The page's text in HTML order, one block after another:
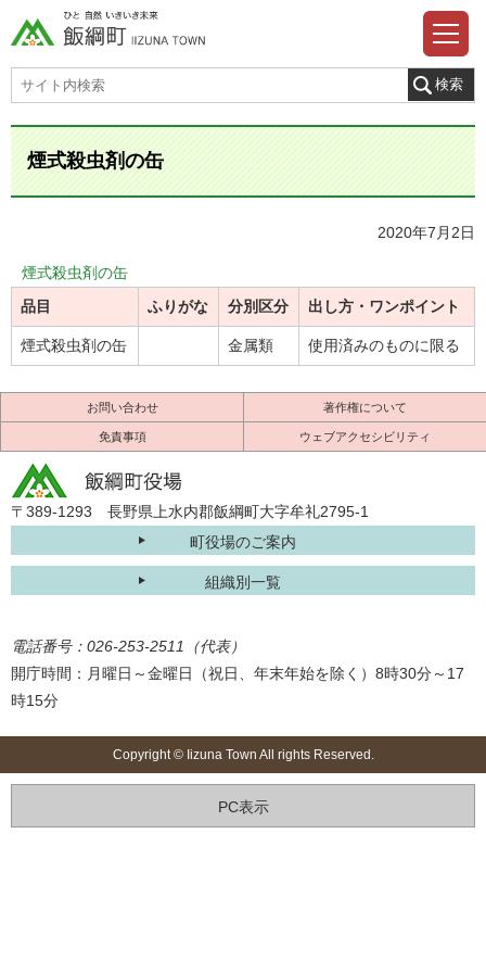
煙式殺虫剤の缶
2020年7月2日
煙式殺虫剤の缶
品目
ふりがな 分別区分 出し方・ワンポイント
煙式殺虫剤の缶 金属類 使用済みのものに限る
お問い合わせ 著作権について
免責事項 ウェブアクセシビリティ
〒389-1293 長野県上水内郡飯綱町大字牟礼2795-1
町役場のご案内
組織別一覧
電話番号：026-253-2511（代表）
開庁時間：月曜日～金曜日（祝日、年末年始を除く）8時30分～17
時15分
Copyright © Iizuna Town All rights Reserved.
PC表示